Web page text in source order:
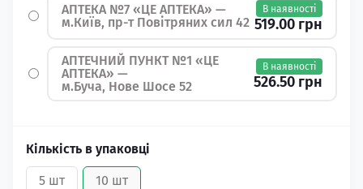
АПТЕКА №7 «ЦЕ АПТЕКА» —
м.Київ, пр-т Повітряних сил 42
В наявності
519.00 грн
АПТЕЧНИЙ ПУНКТ №1 «ЦЕ
АПТЕКА» —
м.Буча, Нове Шосе 52
В наявності
526.50 грн
Кількість в упаковці
5 шт 10 шт